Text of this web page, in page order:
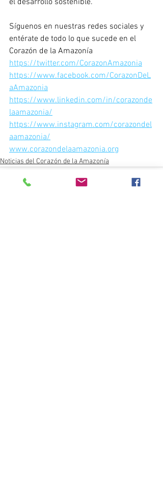
Síguenos en nuestras redes sociales y
entérate de todo lo que sucede en el
Corazón de la Amazonía
https://twitter.com/CorazonAmazonia
https://www.facebook.com/CorazonDeL
aAmazonia
https://www.linkedin.com/in/corazonde
laamazonia/
https://www.instagram.com/corazondel
aamazonia/
www.corazondelaamazonia.org
Noticias del Corazón de la Amazonía